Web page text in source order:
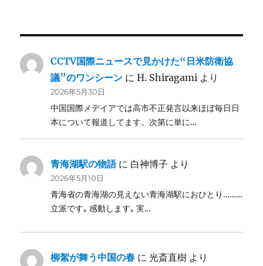
CCTV国際ニュースで見かけた“日米防衛協
議”のワンシーン にH. Shiragami より
2026年5月30日
中国国際メデイアでは高市不正発言以来ほぼ毎日日
本について報道してます。次第に単に…
青海湖駅の物語に 白神博子 より
2026年5月10日
青海省の青海湖の見えない青海湖駅におひとり………
立派です｡ 感動します｡ 実…
柳絮が舞う中国の春 に光斎直樹 より